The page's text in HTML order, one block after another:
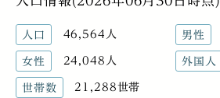
人口 46,564人 男性
女性 24,048人 外国人
世帯数 21,288世帯